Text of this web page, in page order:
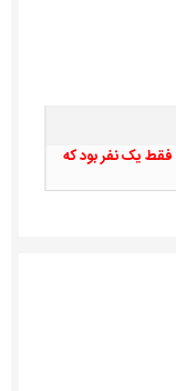
فقط یک نفر بود که